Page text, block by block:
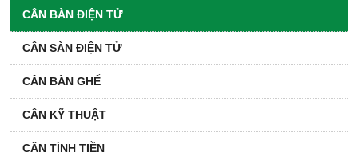
CÂN BÀN ĐIỆN TỬ
CÂN SÀN ĐIỆN TỬ
CÂN BÀN GHẾ
CÂN KỸ THUẬT
CÂN TÍNH TIỀN